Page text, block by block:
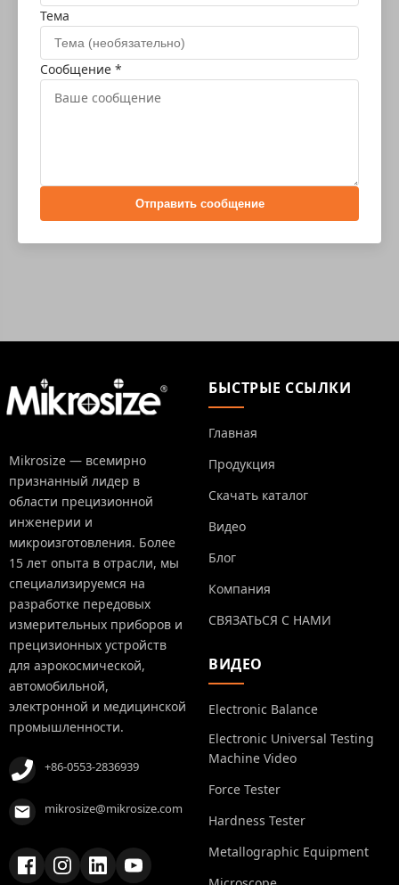
Тема
Сообщение *
Отправить сообщение
Mikrosize — всемирно
признанный лидер в
области прецизионной
инженерии и
микроизготовления. Более
15 лет опыта в отрасли, мы
специализируемся на
разработке передовых
измерительных приборов и
прецизионных устройств
для аэрокосмической,
автомобильной,
электронной и медицинской
промышленности.
+86-0553-2836939
mikrosize@mikrosize.com
БЫСТРЫЕ ССЫЛКИ
Главная
Продукция
Скачать каталог
Видео
Блог
Компания
СВЯЗАТЬСЯ С НАМИ
ВИДЕО
Electronic Balance
Electronic Universal Testing
Machine Video
Force Tester
Hardness Tester
Metallographic Equipment